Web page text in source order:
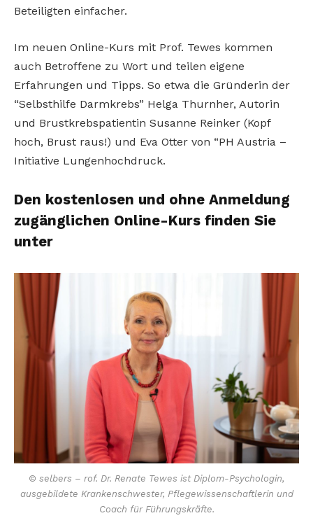
Beteiligten einfacher.
Im neuen Online-Kurs mit Prof. Tewes kommen
auch Betroffene zu Wort und teilen eigene
Erfahrungen und Tipps. So etwa die Gründerin der
“Selbsthilfe Darmkrebs” Helga Thurnher, Autorin
und Brustkrebspatientin Susanne Reinker (Kopf
hoch, Brust raus!) und Eva Otter von “PH Austria –
Initiative Lungenhochdruck.
Den kostenlosen und ohne Anmeldung
zugänglichen Online-Kurs finden Sie
unter
© selbers – rof. Dr. Renate Tewes ist Diplom-Psychologin,
ausgebildete Krankenschwester, Pflegewissenschaftlerin und
Coach für Führungskräfte.